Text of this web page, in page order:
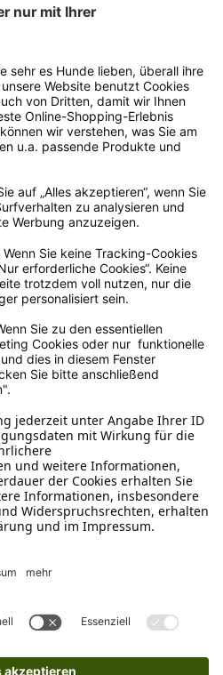
ab 25 € Bestellwert, nicht kombinierbar
ab Erhalt, nicht für frühere Bestellungen.
auf Dich. Deine Daten bleiben
einem Kauf senden wir Dir ggf. ähnliche
kannst Du jederzeit widersprechen, z. B.
in unserer Datenschutzerklärung.
– 13 Uhr
bei
Impressum AGB